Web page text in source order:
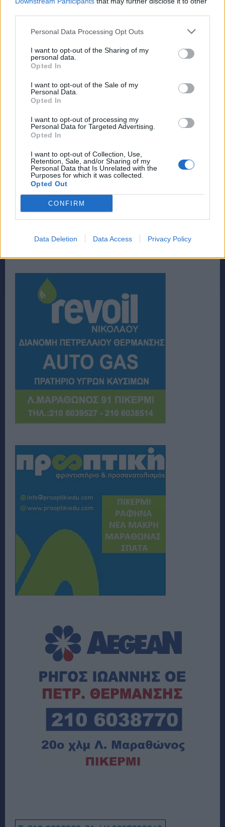
Personal Data Processing Opt Outs
I want to opt-out of the Sharing of my
personal data.
Opted In
I want to opt-out of the Sale of my
Personal Data.
Opted In
I want to opt-out of processing my
Personal Data for Targeted Advertising.
Opted In
I want to opt-out of Collection, Use,
Retention, Sale, and/or Sharing of my
Personal Data that Is Unrelated with the
Purposes for which it was collected.
Opted Out
CONFIRM
Data Deletion Data Access Privacy Policy